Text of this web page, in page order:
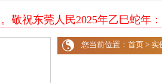
敬祝东莞人民2025年乙巳
您当前位置： 首页 > 实